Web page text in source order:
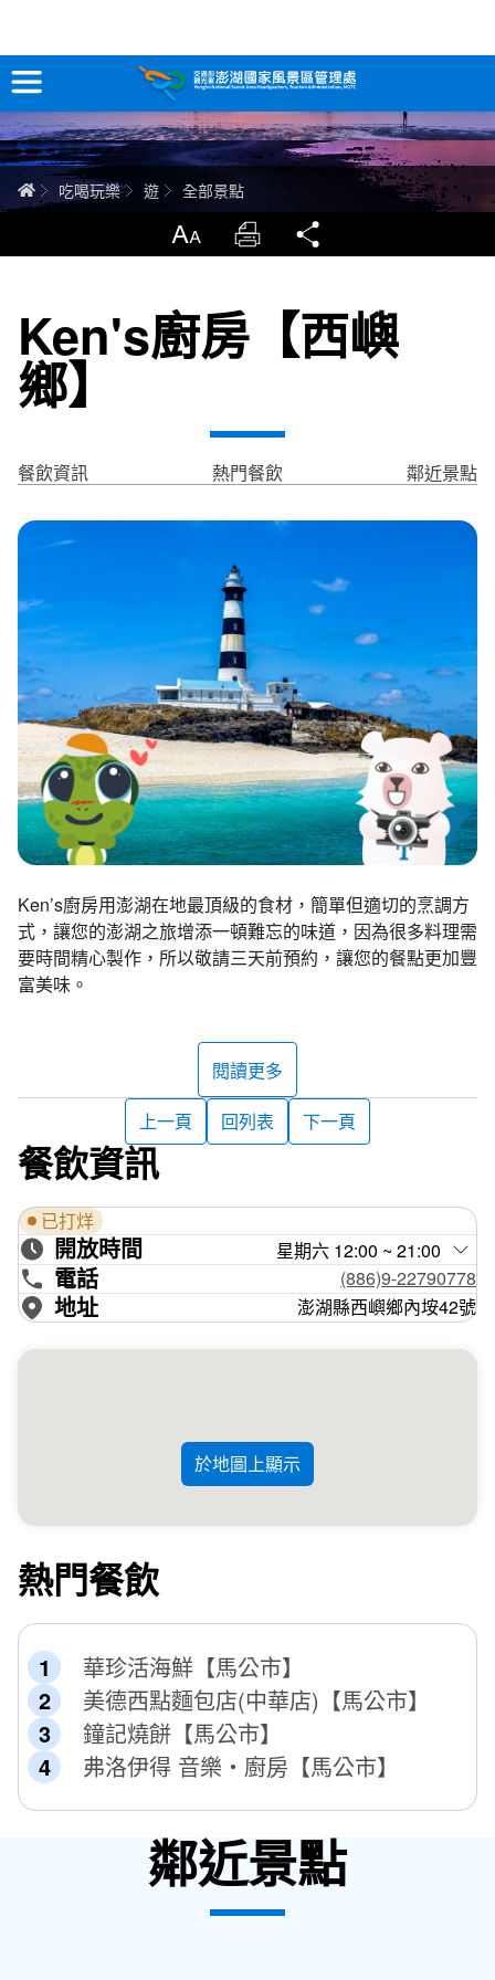
跳
到
主
要
內
容
訊息專區
關於澎湖
智慧觀光情報站
永續旅遊
網站導覽 兒童版
環境教育網 行政資訊網
臉書粉絲團
首長信箱
日本語 Tiếng Việt
ไทย Bahasa indonesia
全部景點
首頁吃喝玩樂 遊 全部景點
放大 列印
Ken's廚房【西嶼
鄉】
餐飲資訊 熱門餐飲 鄰近景點
Ken’s廚房用澎湖在地最頂級的食材，簡單但適切的烹調方
式，讓您的澎湖之旅增添一頓難忘的味道，因為很多料理需
要時間精心製作，所以敬請三天前預約，讓您的餐點更加豐
富美味。
閱讀更多
上一頁
回列表 下一頁
餐飲資訊
已打烊
開放時間 星期六 12:00 ~ 21:00
電話 (886)9-22790778
地址 澎湖縣西嶼鄉內垵42號
於地圖上顯示
熱門餐飲
華珍活海鮮【馬公市】
美德西點麵包店(中華店)【馬公市】
鐘記燒餅【馬公市】
弗洛伊得 音樂‧廚房【馬公市】
鄰近景點